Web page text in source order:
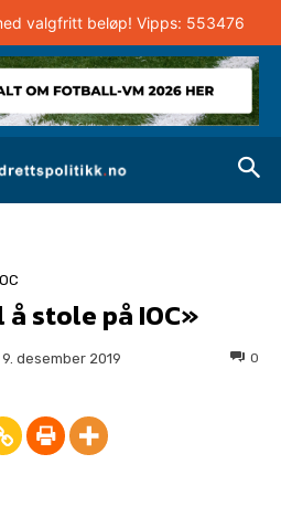
valgfritt beløp! Vipps: 553476
stole på IOC»
9. desember 2019 0